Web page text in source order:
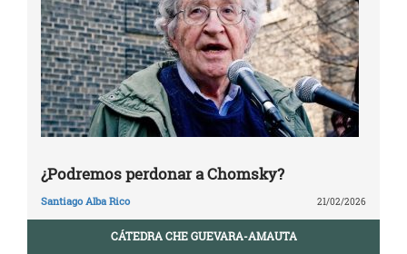
¿Podremos perdonar a Chomsky?
Santiago Alba Rico 21/02/2026
CÁTEDRA CHE GUEVARA-AMAUTA